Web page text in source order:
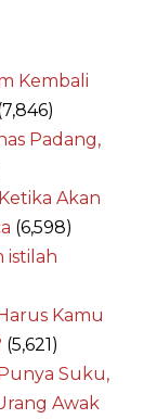
Kembali
Padang,
Akan
(6,598)
istilah
Kamu
(5,621)
Suku,
Awak